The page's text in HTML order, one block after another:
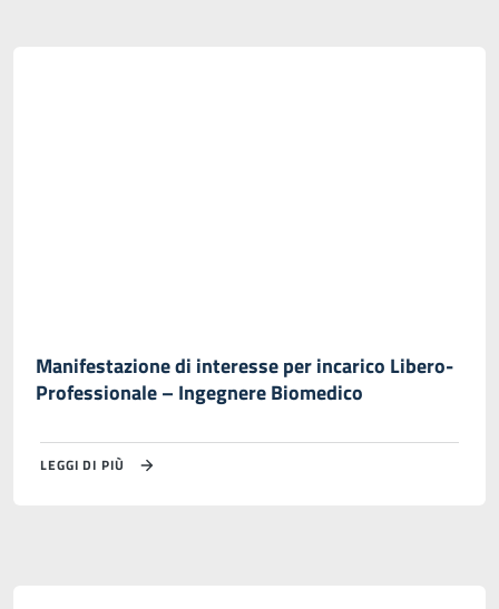
Manifestazione di interesse per incarico Libero-
Professionale – Ingegnere Biomedico
LEGGI DI PIÙ